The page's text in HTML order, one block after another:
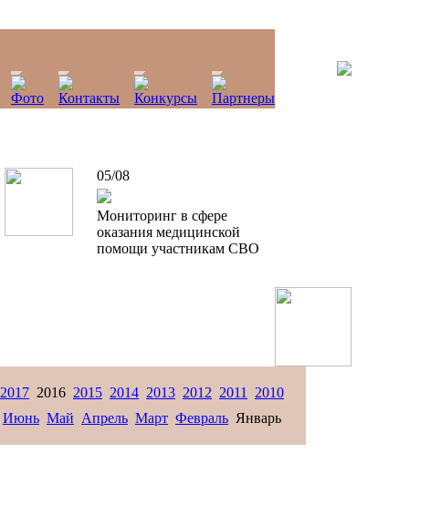
05/08
Мониторинг в сфере
оказания медицинской
помощи участникам СВО
2017 2016 2015 2014 2013 2012 2011
2010
Июнь Май Апрель Март Февраль Январь